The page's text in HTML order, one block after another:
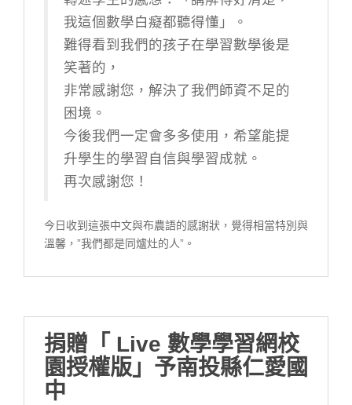
我這個數學白癡都聽得懂」。
難得看到我們的孩子在學習數學後是
笑著的，
非常感謝您，解決了我們師資不足的
困境。
今後我們一定會多多使用，希望能提
升學生的學習自信與學習成就。
再次感謝您！
今日收到這張中文與布農語的感謝狀，覺得相當特別與
溫馨，”我們都是同爐灶的人”。
捐贈「 Live 數學學習網校
園授權版」予南投縣仁愛國
中